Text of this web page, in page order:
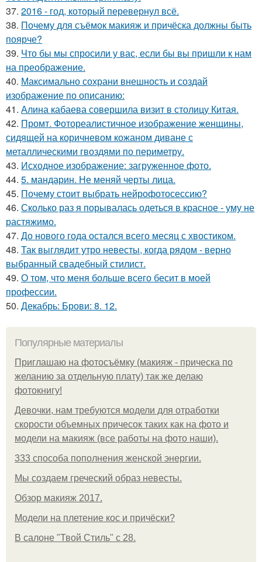
37. 2016 - год, который перевернул всё.
38. Почему для съёмок макияж и причёска должны быть
поярче?
39. Что бы мы спросили у вас, если бы вы пришли к нам
на преображение.
40. Максимально сохрани внешность и создай
изображение по описанию:
41. Алина кабаева совершила визит в столицу Китая.
42. Промт. Фотореалистичное изображение женщины,
сидящей на коричневом кожаном диване с
металлическими гвоздями по периметру.
43. Исходное изображение: загруженное фото.
44. 5. мандарин. Не меняй черты лица.
45. Почему стоит выбрать нейрофотосессию?
46. Сколько раз я порывалась одеться в красное - уму не
растяжимо.
47. До нового года остался всего месяц с хвостиком.
48. Так выглядит утро невесты, когда рядом - верно
выбранный свадебный стилист.
49. О том, что меня больше всего бесит в моей
профессии.
50. Декабрь: Брови: 8. 12.
Популярные материалы
Приглашаю на фотосъёмку (макияж - прическа по
желанию за отдельную плату) так же делаю
фотокнигу!
Девочки, нам требуются модели для отработки
скорости объемных причесок таких как на фото и
модели на макияж (все работы на фото наши).
333 способа пополнения женской энергии.
Мы создаем греческий образ невесты.
Обзор макияж 2017.
Модели на плетение кос и причёски?
В салоне "Твой Стиль" с 28.